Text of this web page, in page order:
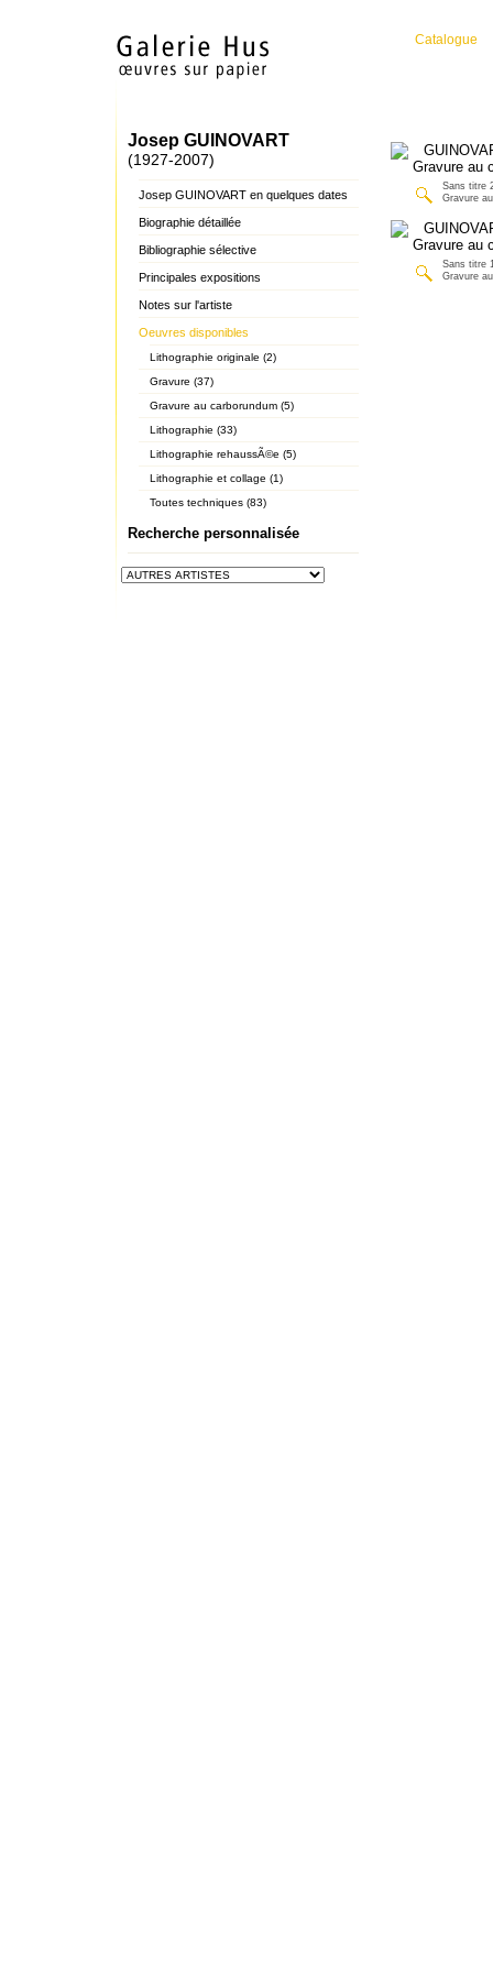
Catalogue
Josep GUINOVART
(1927-2007)
Josep GUINOVART en quelques dates
Biographie détaillée
Bibliographie sélective
Principales expositions
Notes sur l'artiste
Oeuvres disponibles
Lithographie originale (2)
Gravure (37)
Gravure au carborundum (5)
Lithographie (33)
Lithographie rehaussÃ©e (5)
Lithographie et collage (1)
Toutes techniques (83)
Recherche personnalisée
Sans titre
Gravure
Sans titre
Gravure